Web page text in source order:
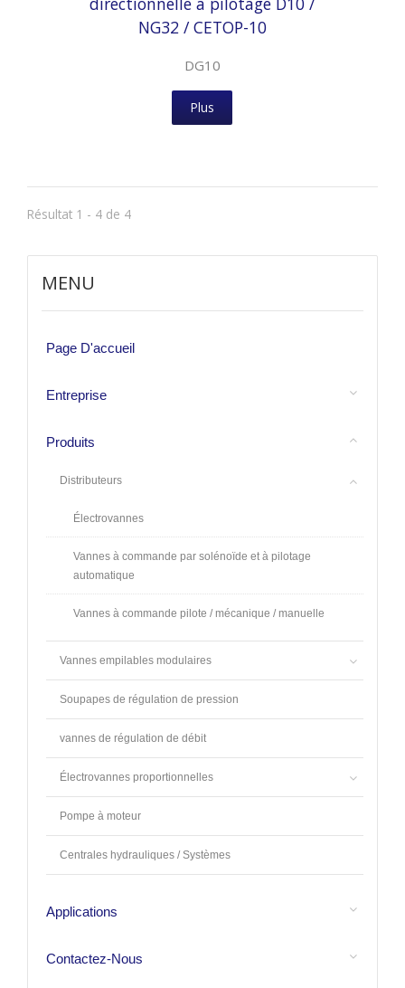
NG32 / CETOP-10
DG10
Plus
Résultat 1 - 4 de 4
MENU
Page D'accueil
Entreprise
Produits
Distributeurs
Électrovannes
Vannes à commande par solénoïde et à pilotage
automatique
Vannes à commande pilote / mécanique / manuelle
Vannes empilables modulaires
Soupapes de régulation de pression
vannes de régulation de débit
Électrovannes proportionnelles
Pompe à moteur
Centrales hydrauliques / Systèmes
Applications
Contactez-Nous